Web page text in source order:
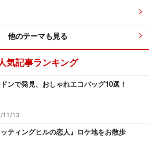
他のテーマも見る
気記事ランキング
ンで発見、おしゃれエコバッグ10選！
11/13
ッティングヒルの恋人』ロケ地をお散歩